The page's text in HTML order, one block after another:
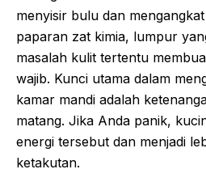
menyisir bulu dan
paparan zat kimia, lumpur
masalah kulit tertentu
wajib. Kunci utama dalam
kamar mandi adalah
matang. Jika Anda panik,
energi tersebut dan menjadi
ketakutan.